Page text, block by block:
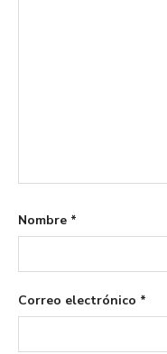
Nombre *
Correo electrónico *